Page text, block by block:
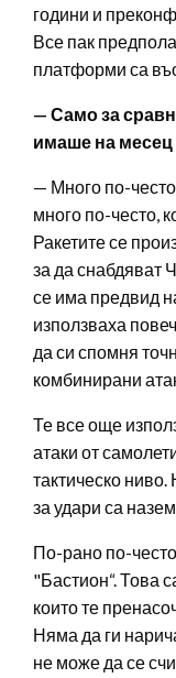
години и
Все пак
платформи са
— Само за
имаше на месец
— Много по-
много по-често,
Ракетите се
за да снабдяват
се има предвид
използваха
да си спомня
комбинирани
Те все още
атаки от
тактическо
за удари са
По-рано по-
"Бастион“. Това
които те
Няма да ги
не може да се